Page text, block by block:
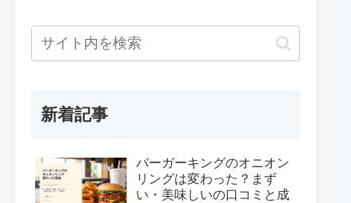
新着記事
バーガーキングのオニオン
リングは変わった？まず
い・美味しいの口コミと成